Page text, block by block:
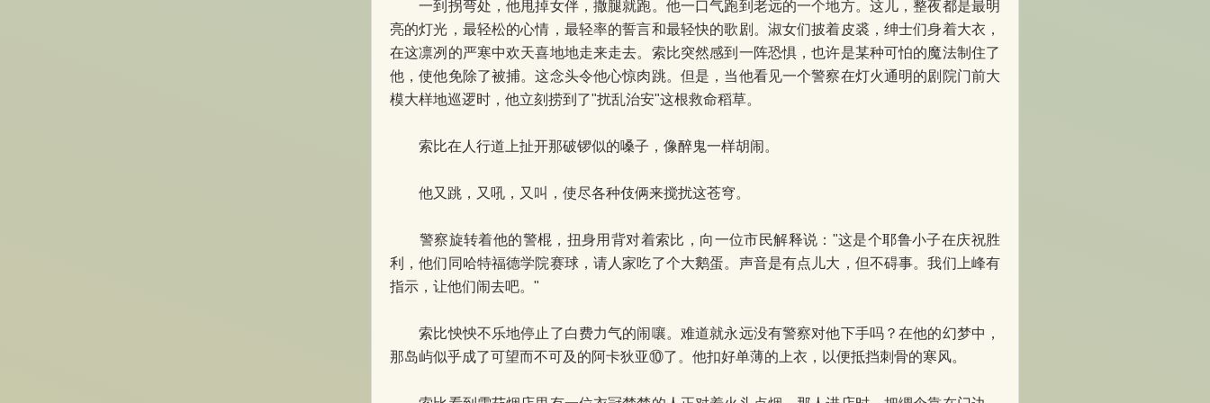
一到拐弯处，他甩掉女伴，撒腿就跑。他一口气跑到老远的一个地方。这儿，整夜都是最明
亮的灯光，最轻松的心情，最轻率的誓言和最轻快的歌剧。淑女们披着皮裘，绅士们身着大衣，
在这凛冽的严寒中欢天喜地地走来走去。索比突然感到一阵恐惧，也许是某种可怕的魔法制住了
他，使他免除了被捕。这念头令他心惊肉跳。但是，当他看见一个警察在灯火通明的剧院门前大
模大样地巡逻时，他立刻捞到了"扰乱治安"这根救命稻草。
索比在人行道上扯开那破锣似的嗓子，像醉鬼一样胡闹。
他又跳，又吼，又叫，使尽各种伎俩来搅扰这苍穹。
警察旋转着他的警棍，扭身用背对着索比，向一位市民解释说："这是个耶鲁小子在庆祝胜
利，他们同哈特福德学院赛球，请人家吃了个大鹅蛋。声音是有点儿大，但不碍事。我们上峰有
指示，让他们闹去吧。"
索比怏怏不乐地停止了白费力气的闹嚷。难道就永远没有警察对他下手吗？在他的幻梦中，
那岛屿似乎成了可望而不可及的阿卡狄亚⑩了。他扣好单薄的上衣，以便抵挡刺骨的寒风。